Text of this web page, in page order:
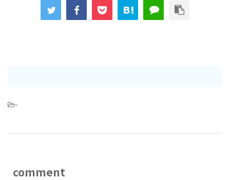
-
comment